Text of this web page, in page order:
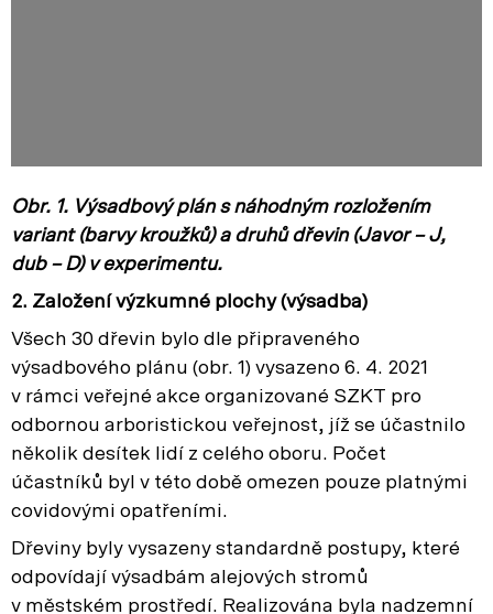
Obr. 1. Výsadbový plán s náhodným rozložením
variant (barvy kroužků) a druhů dřevin (Javor – J,
dub – D) v experimentu.
2. Založení výzkumné plochy (výsadba)
Všech 30 dřevin bylo dle připraveného
výsadbového plánu (obr. 1) vysazeno 6. 4. 2021
v rámci veřejné akce organizované SZKT pro
odbornou arboristickou veřejnost, jíž se účastnilo
několik desítek lidí z celého oboru. Počet
účastníků byl v této době omezen pouze platnými
covidovými opatřeními.
Dřeviny byly vysazeny standardně postupy, které
odpovídají výsadbám alejových stromů
v městském prostředí. Realizována byla nadzemní